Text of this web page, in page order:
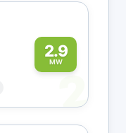
2.9
MW
2